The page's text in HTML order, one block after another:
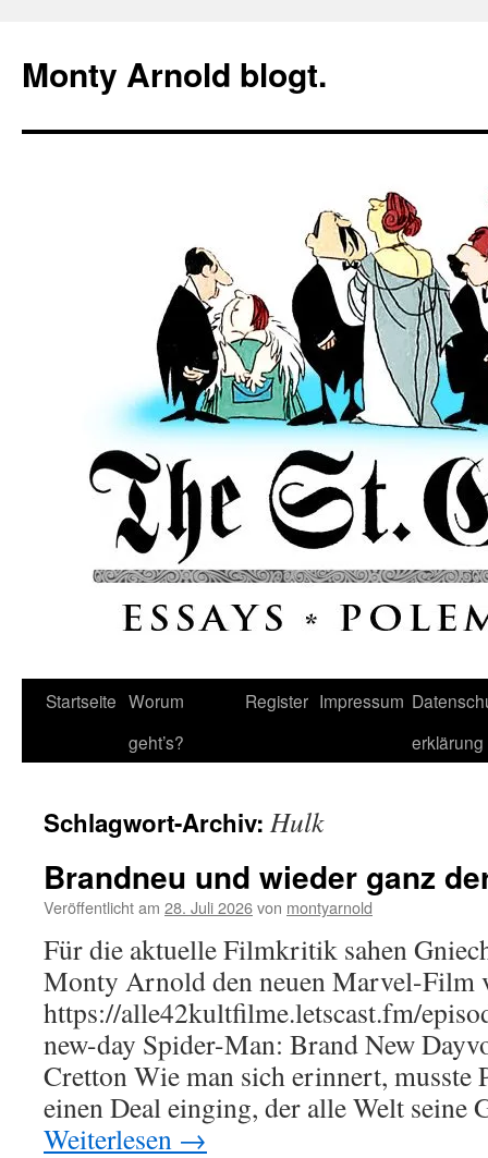
springen
Monty Arnold blogt.
Startseite Worum
geht’s?
Register Impressum
erklärung
Schlagwort-Archiv: Hulk
Brandneu und wieder ganz
Veröffentlicht am 28. Juli 2026von montyarnold
Für die aktuelle Filmkritik sahen
Monty Arnold den neuen Marvel-Film
https://alle42kultfilme.letscast.fm/
new-day Spider-Man: Brand New
Cretton Wie man sich erinnert, musste
einen Deal einging, der alle Welt
Weiterlesen →